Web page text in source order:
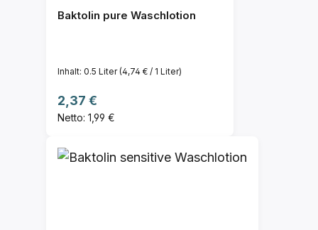
Baktolin pure Waschlotion
Inhalt: 0.5 Liter(4,74 € / 1 Liter)
Regulärer Preis:
2,37 €
Netto: 1,99 €